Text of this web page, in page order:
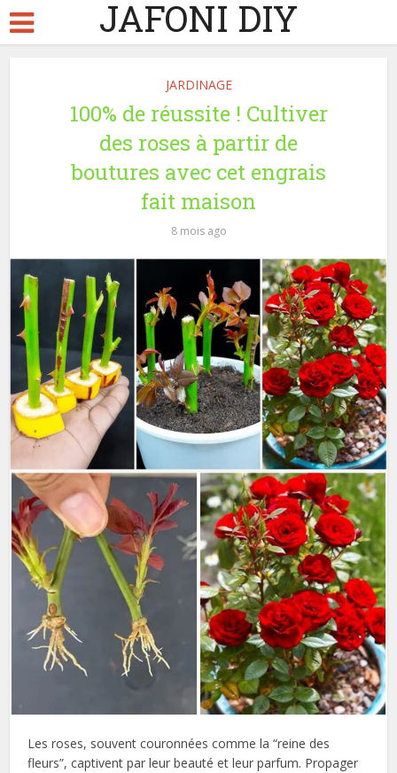
JAFONI DIY
JARDINAGE
100% de réussite ! Cultiver
des roses à partir de
boutures avec cet engrais
fait maison
8 mois ago
Les roses, souvent couronnées comme la “reine des
fleurs”, captivent par leur beauté et leur parfum. Propager